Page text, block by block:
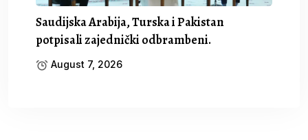
Saudijska Arabija, Turska i Pakistan
potpisali zajednički odbrambeni.
August 7, 2026